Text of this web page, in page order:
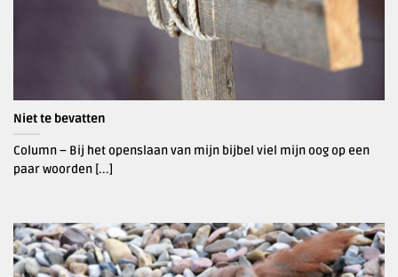
Niet te bevatten
Column – Bij het openslaan van mijn bijbel viel mijn oog op een
paar woorden [...]